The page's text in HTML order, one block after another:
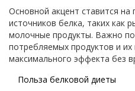
Основной акцент ставится
источников белка, таких как
молочные продукты. Важно
потребляемых продуктов и
максимального эффекта без
Польза белковой диеты